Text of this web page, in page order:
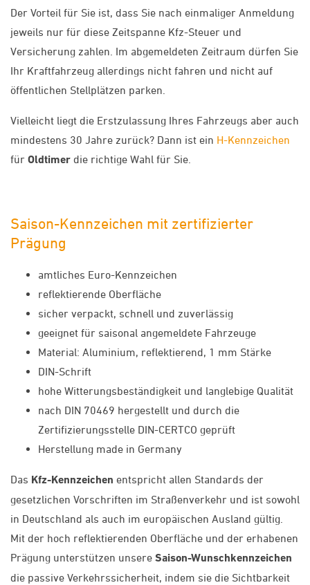
Der Vorteil für Sie ist, dass Sie nach einmaliger Anmeldung
jeweils nur für diese Zeitspanne Kfz-Steuer und
Versicherung zahlen. Im abgemeldeten Zeitraum dürfen Sie
Ihr Kraftfahrzeug allerdings nicht fahren und nicht auf
öffentlichen Stellplätzen parken.
Vielleicht liegt die Erstzulassung Ihres Fahrzeugs aber auch
mindestens 30 Jahre zurück? Dann ist ein H-Kennzeichen
für Oldtimer die richtige Wahl für Sie.
Saison-Kennzeichen mit zertifizierter
Prägung
amtliches Euro-Kennzeichen
reflektierende Oberfläche
sicher verpackt, schnell und zuverlässig
geeignet für saisonal angemeldete Fahrzeuge
Material: Aluminium, reflektierend, 1 mm Stärke
DIN-Schrift
hohe Witterungsbeständigkeit und langlebige Qualität
nach DIN 70469 hergestellt und durch die
Zertifizierungsstelle DIN-CERTCO geprüft
Herstellung made in Germany
Das Kfz-Kennzeichen entspricht allen Standards der
gesetzlichen Vorschriften im Straßenverkehr und ist sowohl
in Deutschland als auch im europäischen Ausland gültig.
Mit der hoch reflektierenden Oberfläche und der erhabenen
Prägung unterstützen unsere Saison-Wunschkennzeichen
die passive Verkehrssicherheit, indem sie die Sichtbarkeit